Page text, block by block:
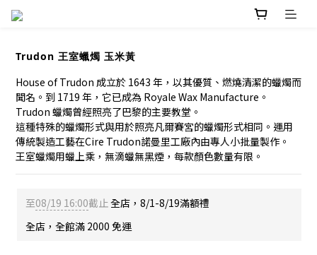
Trudon 王室蠟燭 玉米黃
House of Trudon 成立於 1643 年，以其優質、燃燒清潔的蠟燭而
聞名。到 1719 年，它已成為 Royale Wax Manufacture。
Trudon 蠟燭曾經照亮了巴黎的主要教堂。
這種特殊的蠟燭形式與用於照亮凡爾賽宮的蠟燭形式相同。運用
傳統製造工藝在Cire Trudon諾曼里工廠內由專人小批量製作。
王室蠟燭用蠟上乘，無滴蠟無黑煙，每款顏色數量有限。
至08/19 16:00截止全店，8/1-8/19滿額禮
全店，全館滿 2000 免運